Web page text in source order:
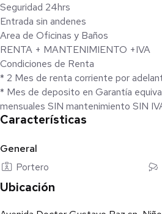
Seguridad 24hrs
Entrada sin andenes
Area de Oficinas y Baños
RENTA + MANTENIMIENTO +IVA
Condiciones de Renta
* 2 Mes de renta corriente por
* Mes de deposito en Garantía
mensuales SIN mantenimiento SIN
* Fiador con bien raíz
* Comprobantes de ingresos de los
* plazo de 1 a 3 años
Características
General
Portero
Ubicación